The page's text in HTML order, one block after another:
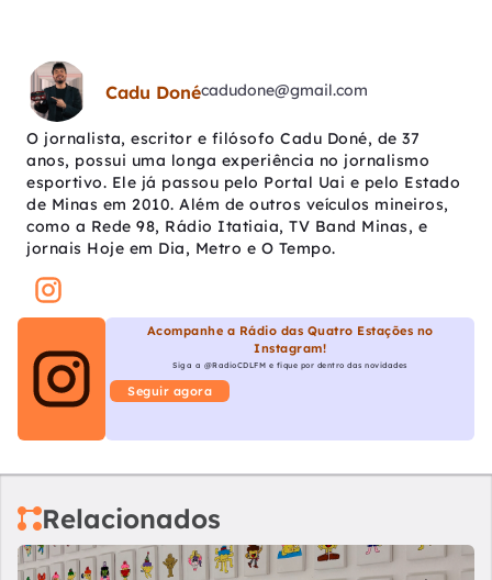
Cadu Donécadudone@gmail.com
O jornalista, escritor e filósofo Cadu Doné, de 37
anos, possui uma longa experiência no jornalismo
esportivo. Ele já passou pelo Portal Uai e pelo Estado
de Minas em 2010. Além de outros veículos mineiros,
como a Rede 98, Rádio Itatiaia, TV Band Minas, e
jornais Hoje em Dia, Metro e O Tempo.
Acompanhe a Rádio das Quatro Estações no
Instagram!
Siga a @RadioCDLFM e fique por dentro das novidades
Seguir agora
Relacionados